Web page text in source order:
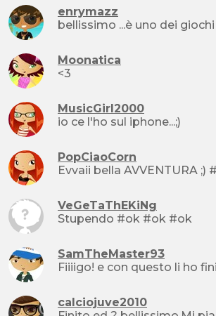
enrymazz
Moonatica
<3
MusicGirl2000
io ce l'ho sul iphone...;)
PopCiaoCorn
Evvaii bella
VeGeTaThEKiNg
Stupendo #ok #ok #ok
SamTheMaster93
Fiiiigo! e con questo li ho
calciojuve2010